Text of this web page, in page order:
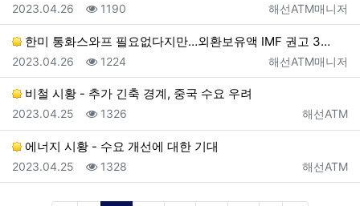
등록자
해선ATM매니저
등록일
2023.04.26 조회
1190
한미 통화스와프 필요없다지만…외환보유액 IMF 권고 3…
등록자
해선ATM매니저
등록일
2023.04.26 조회
1224
비철 시황 - 추가 긴축 경계, 중국 수요 우려
등록자
해선ATM
등록일
2023.04.25 조회
1326
에너지 시황 - 수요 개선에 대한 기대
등록자
해선ATM
등록일
2023.04.25 조회
1328